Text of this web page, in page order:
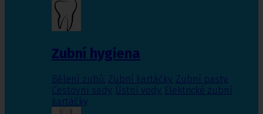
Zubní hygiena
Bělení zubů, Zubní kartáčky, Zubní pasty,
Cestovní sady, Ústní vody, Elektrické zubní
kartáčky